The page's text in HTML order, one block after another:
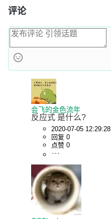
评论
会飞的金色流年
反应式 是什么?
2020-07-05 12:29:28
回复 0
点赞 0